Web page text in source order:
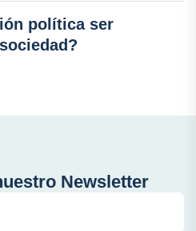
política ser
Newsletter